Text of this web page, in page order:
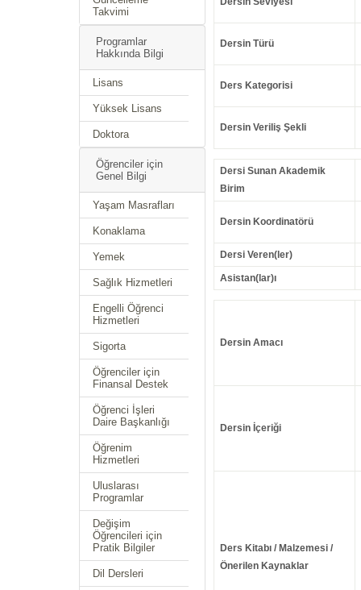
Takvimi
Programlar
Hakkında Bilgi
Lisans
Yüksek Lisans
Doktora
Öğrenciler için
Genel Bilgi
Yaşam Masrafları
Konaklama
Yemek
Sağlık Hizmetleri
Engelli Öğrenci
Hizmetleri
Sigorta
Öğrenciler için
Finansal Destek
Öğrenci İşleri
Daire Başkanlığı
Öğrenim
Hizmetleri
Uluslarası
Programlar
Değişim
Öğrencileri için
Pratik Bilgiler
Dil Dersleri
Dersin Türü
Ders Kategorisi
Dersin Veriliş Şekli
Dersi Sunan Akademik
Birim
Dersin Koordinatörü
Dersi Veren(ler)
Asistan(lar)ı
Dersin Amacı
Dersin İçeriği
Ders Kitabı / Malzemesi /
Önerilen Kaynaklar